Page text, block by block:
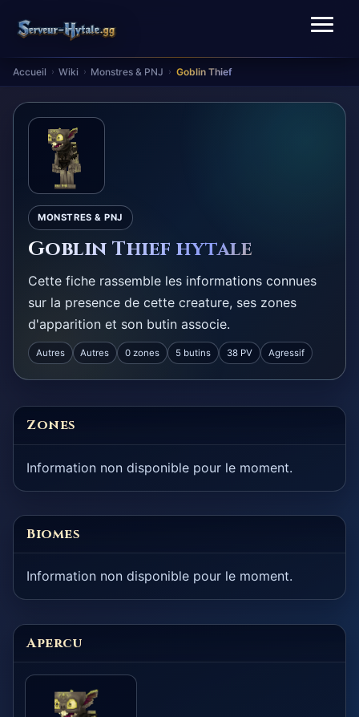
Accueil › Wiki › Monstres & PNJ › Goblin Thief
MONSTRES & PNJ
Goblin Thief hytale
Cette fiche rassemble les informations connues
sur la presence de cette creature, ses zones
d'apparition et son butin associe.
Autres Autres 0 zones 5 butins 38 PV Agressif
Zones
Information non disponible pour le moment.
Biomes
Information non disponible pour le moment.
Apercu